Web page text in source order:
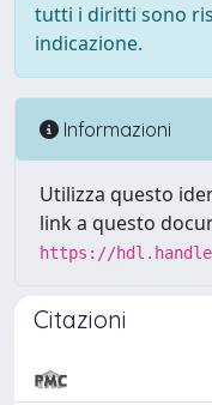
tutti i diritti sono
indicazione.
Informazioni
Utilizza questo
link a questo
https://
Citazioni